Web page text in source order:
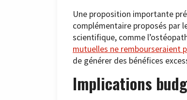
Une proposition importante
complémentaire proposés par
scientifique, comme
mutuelles ne rembourseraient
de générer des bénéfices
Implications